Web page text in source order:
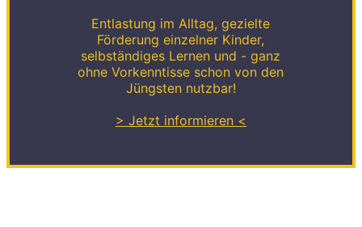
Entlastung im Alltag, gezielte
Förderung einzelner Kinder,
selbständiges Lernen und - ganz
ohne Vorkenntisse schon von den
Jüngsten nutzbar!
> Jetzt informieren <